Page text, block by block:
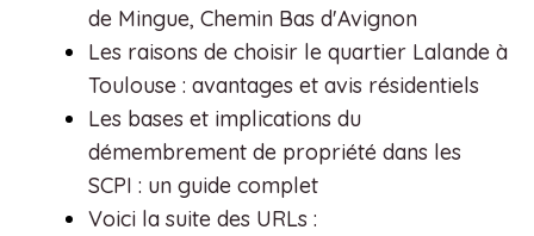
de Mingue, Chemin Bas d'Avignon
Les raisons de choisir le quartier Lalande à
Toulouse : avantages et avis résidentiels
Les bases et implications du
démembrement de propriété dans les
SCPI : un guide complet
Voici la suite des URLs :